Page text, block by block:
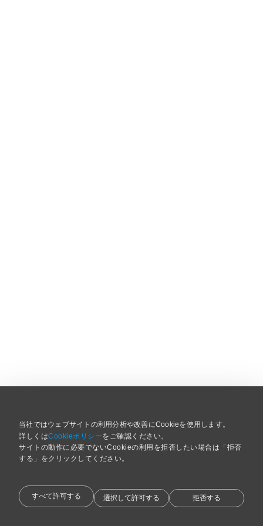
当社ではウェブサイトの利用分析や改善にCookieを使用します。
詳しくはCookieポリシーをご確認ください。
サイトの動作に必要でないCookieの利用を拒否したい場合は「拒否
する」をクリックしてください。
すべて許可する 選択して許可する 拒否する